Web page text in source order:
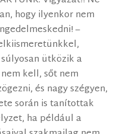
hogy ilyenkor nem
–
ütközik a
kell, sőt nem
és nagy szégyen,
során is tanítottak
ha például a